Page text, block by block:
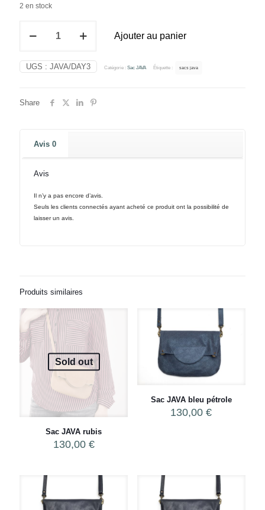
2 en stock
JAVA
naturel
Ajouter au panier
UGS : JAVA/DAY3 Catégorie : Sac JAVA Étiquette : sacs java
Share
Avis 0
Avis
Il n’y a pas encore d’avis.
Seuls les clients connectés ayant acheté ce produit ont la possibilité de
laisser un avis.
Produits similaires
Sold out
Sac JAVA rubis
130,00 €
Sac JAVA bleu pétrole
130,00€